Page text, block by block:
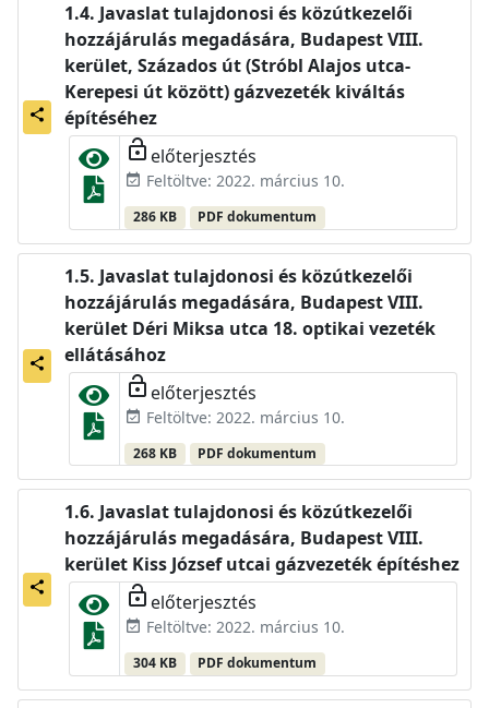
share
Javaslat tulajdonosi és közútkezelői
hozzájárulás megadására, Budapest VIII.
kerület, Százados út (Stróbl Alajos utca-
Kerepesi út között) gázvezeték kiváltás
építéséhez
lock_open előterjesztés
event_available Feltöltve: 2022. március 10.
286 KB PDF dokumentum
share
Javaslat tulajdonosi és közútkezelői
hozzájárulás megadására, Budapest VIII.
kerület Déri Miksa utca 18. optikai vezeték
ellátásához
lock_open előterjesztés
event_available Feltöltve: 2022. március 10.
268 KB PDF dokumentum
share
Javaslat tulajdonosi és közútkezelői
hozzájárulás megadására, Budapest VIII.
kerület Kiss József utcai gázvezeték építéshez
lock_open előterjesztés
event_available Feltöltve: 2022. március 10.
304 KB PDF dokumentum